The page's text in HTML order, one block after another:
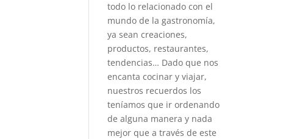
todo lo relacionado con el
mundo de la gastronomía,
ya sean creaciones,
productos, restaurantes,
tendencias… Dado que nos
encanta cocinar y viajar,
nuestros recuerdos los
teníamos que ir ordenando
de alguna manera y nada
mejor que a través de este